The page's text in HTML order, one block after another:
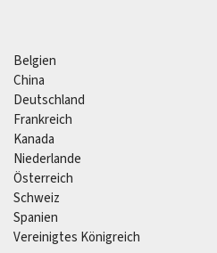
Belgien
China
Deutschland
Frankreich
Kanada
Niederlande
Österreich
Schweiz
Spanien
Vereinigtes Königreich